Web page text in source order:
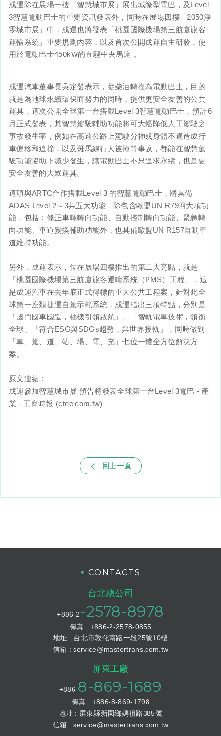
成運除在展場一樓「智慧城市展」展出城際型電巴，及Level
3智慧電動巴士的重要資訊發表外，同時在展場四樓「2050淨
零城市展」中，成運也將發表「桃園國際機場第三航廈旅客
運輸系統」重要規劃內容，以及首次公開成運自主研發，使
用於電動巴士450kW的直驅中央馬達 。
成運汽車董事長吳定發表示，從柴油轉換為電動巴士，目的
就是為地球永續環保而努力的同時，提供更安全友善的公共
運具，這次公開全球第一台搭載Level 3智慧電動巴士，預計6
月正式發表，其智慧駕駛輔助功能將可大幅降低人工駕駛之
事故發生率，例如在高速公路上駕駛分神或身體不適造成行
車偏移和追撞，以及斑馬線行人被撞等事故，都能在智慧駕
駛功能協助下減少發生，讓電動巴士不只追求永續，也是更
安全友善的大眾運具。
這項與ARTC合作搭載Level 3 的智慧電動巴士，將具備
ADAS Level 2～3共五大功能，除包含歐盟UN R79四大項功
能，包括：修正車輛轉向功能、自動控制轉向功能、緊急轉
向功能、車道變換輔助功能外，也具備歐盟UN R157自動車
道維持功能。
另外，成運表示，位在展場四樓推出的第二大亮點，就是
「桃園國際機場第三航廈旅客運輸系統（PMS）工程」，這
是成運汽車在去年底正式得標的重大公共工程案，針對此全
球第一座類捷運自駕示範系統，成運指出三項特點，分別是
「國門國車國造，桃機引領啟航」、「智軌電車技術，領銜
全球」「符合ESG與SDGs趨勢，與世界接軌」，同時做到
「車、駕、道、站、場、電、充」七位一體全方位解決方
案。
原文連結：
成運參加智慧城市展 預告將發表全球第一台Level 3電巴 - 產
業 - 工商時報 (ctee.com.tw)
回上一頁
CONTACTS
台北總公司
+886-2 -2578-8978
傳真 : +886-2-2578-0855
地址 : 台北市敦化南路一段25號10樓
信箱 :service@mastertrans.com.tw
屏東工廠
+886-8-869-1689
傳真 : +886-8-869-1798
地址 : 屏東縣新園鄉媽祖路385號
信箱 :service@mastertrans.com.tw